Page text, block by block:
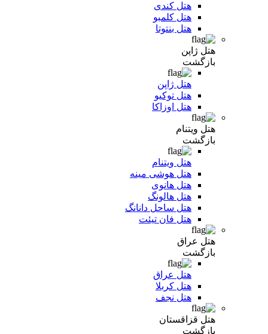
هتل کندی
هتل کلمبو
هتل بنتوتا
هتل ژاپن
بازگشت
هتل ژاپن
هتل توکیو
هتل اوزاکا
هتل ویتنام
بازگشت
هتل ویتنام
هتل هوشی مینه
هتل هانوی
هتل هالونگ
هتل ساحل دانانگ
هتل فان تیئت
هتل عراق
بازگشت
هتل عراق
هتل کربلا
هتل نجف
هتل قزاقستان
بازگشت